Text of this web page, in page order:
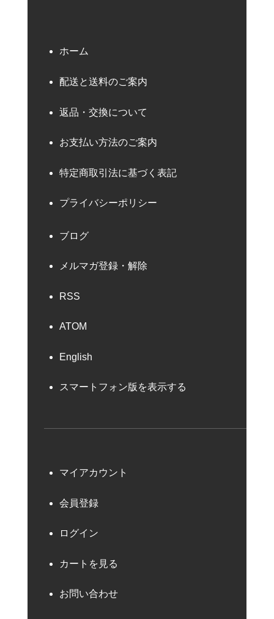
ホーム
配送と送料のご案内
返品・交換について
お支払い方法のご案内
特定商取引法に基づく表記
プライバシーポリシー
ブログ
メルマガ登録・解除
RSS
ATOM
English
スマートフォン版を表示する
マイアカウント
会員登録
ログイン
カートを見る
お問い合わせ